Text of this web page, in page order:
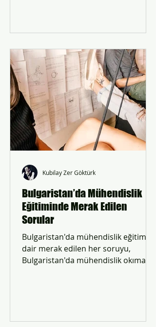
Bulgaristan’da Mühendislik
Eğitiminde Merak Edilen
Sorular
Bulgaristan'da mühendislik eğitimine
dair merak edilen her soruyu,
Bulgaristan'da mühendislik okımak
Kubilay Zer Göktürk